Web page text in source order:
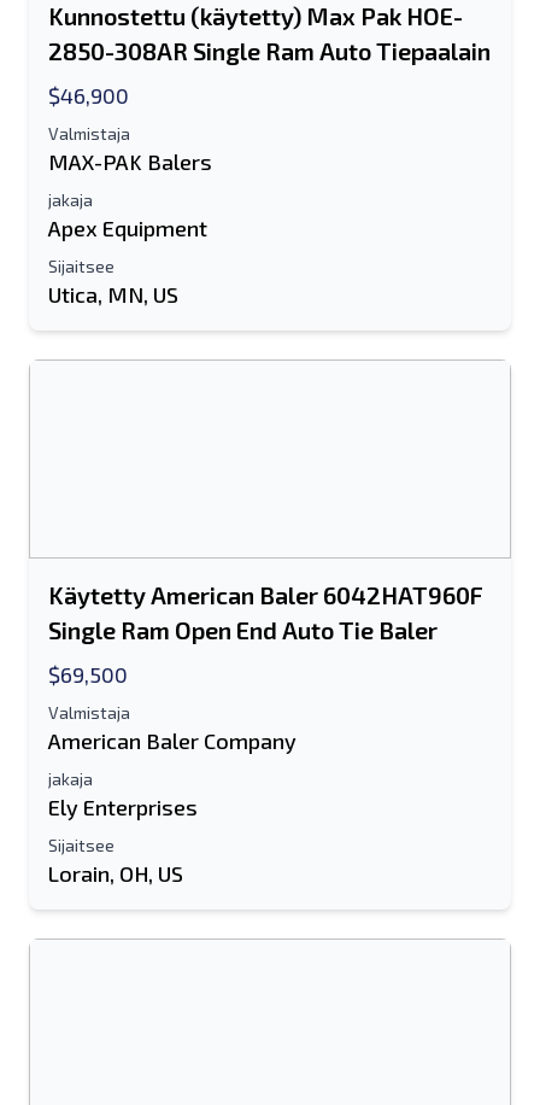
Kunnostettu (käytetty) Max Pak HOE-
2850-308AR Single Ram Auto Tiepaalain
$46,900
Valmistaja
MAX-PAK Balers
jakaja
Apex Equipment
Sijaitsee
Utica, MN, US
Käytetty American Baler 6042HAT960F
Single Ram Open End Auto Tie Baler
$69,500
Valmistaja
American Baler Company
jakaja
Ely Enterprises
Sijaitsee
Lorain, OH, US